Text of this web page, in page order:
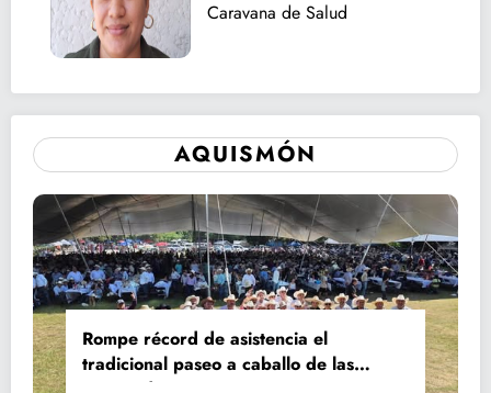
Caravana de Salud
AQUISMÓN
Rompe récord de asistencia el
tradicional paseo a caballo de las